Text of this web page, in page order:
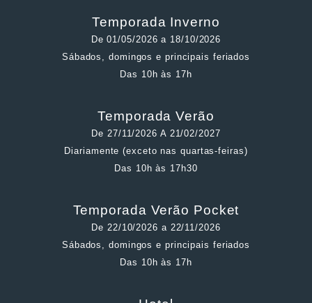
Temporada Inverno
De 01/05/2026 a 18/10/2026
Sábados, domingos e principais feriados
Das 10h às 17h
Temporada Verão
De 27/11/2026 A 21/02/2027
Diariamente (exceto nas quartas-feiras)
Das 10h às 17h30
Temporada Verão Pocket
De 22/10/2026 a 22/11/2026
Sábados, domingos e principais feriados
Das 10h às 17h